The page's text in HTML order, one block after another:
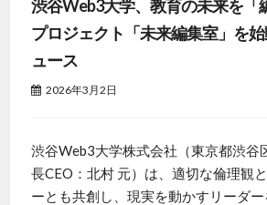
渋谷Web3大学、教育の未来を「
プロジェクト「未来編集室」を始
ュース
2026年3月2日
渋谷Web3大学株式会社（東京都渋谷
長CEO：北村 元）は、適切な倫理観
ーとも共創し、現実を動かすリーダ